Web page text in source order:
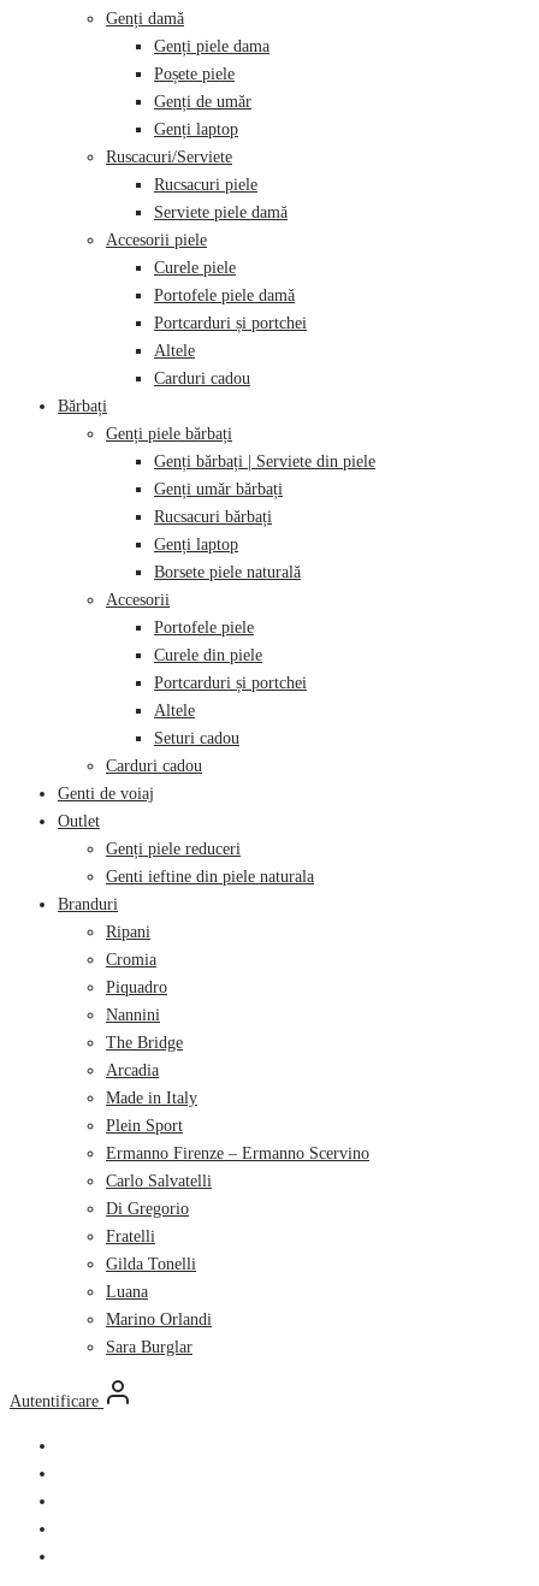
Genți damă
Genți piele dama
Poșete piele
Genți de umăr
Genți laptop
Ruscacuri/Serviete
Rucsacuri piele
Serviete piele damă
Accesorii piele
Curele piele
Portofele piele damă
Portcarduri și portchei
Altele
Carduri cadou
Bărbați
Genți piele bărbați
Genți bărbați | Serviete din piele
Genți umăr bărbați
Rucsacuri bărbați
Genți laptop
Borsete piele naturală
Accesorii
Portofele piele
Curele din piele
Portcarduri și portchei
Altele
Seturi cadou
Carduri cadou
Genti de voiaj
Outlet
Genți piele reduceri
Genti ieftine din piele naturala
Branduri
Ripani
Cromia
Piquadro
Nannini
The Bridge
Arcadia
Made in Italy
Plein Sport
Ermanno Firenze – Ermanno Scervino
Carlo Salvatelli
Di Gregorio
Fratelli
Gilda Tonelli
Luana
Marino Orlandi
Sara Burglar
Autentificare